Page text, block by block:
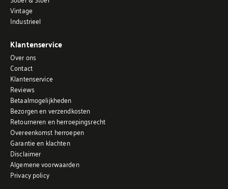
Vintage
Industrieel
Klantenservice
Over ons
Contact
Klantenservice
Reviews
Betaalmogelijkheden
Bezorgen en verzendkosten
Retourneren en herroepingsrecht
Overeenkomst herroepen
Garantie en klachten
Disclaimer
Algemene voorwaarden
Privacy policy